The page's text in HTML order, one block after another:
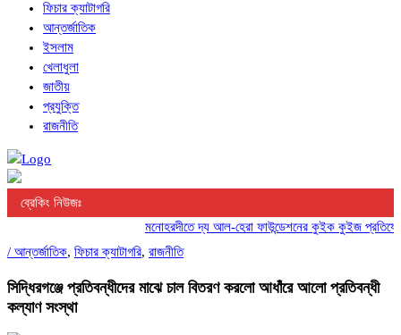
ফিচার ক্যাটাগরি
আন্তর্জাতিক
ইসলাম
খেলাধুলা
জাতীয়
প্রযুক্তি
রাজনীতি
ব্রেকিং নিউজঃ
মনোহরদীতে দ্য আল-হেরা ফাউন্ডেশনের কুইক কুইজ
/ আন্তর্জাতিক, ফিচার ক্যাটাগরি, রাজনীতি
সিদ্ধিরগঞ্জে প্রতিবন্ধীদের মাঝে চাল বিতরণ করলো আধাঁরে আলো প্রতিবন্ধী
কল্যাণ সংস্থা